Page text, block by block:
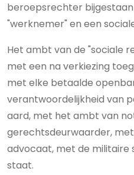
beroepsrechter
"werknemer" en een
Het ambt van de "sociale
met een na verkiezing
met elke betaalde
verantwoordelijkheid van
aard, met het ambt van
gerechtsdeurwaarder,
advocaat, met de militaire
staat.